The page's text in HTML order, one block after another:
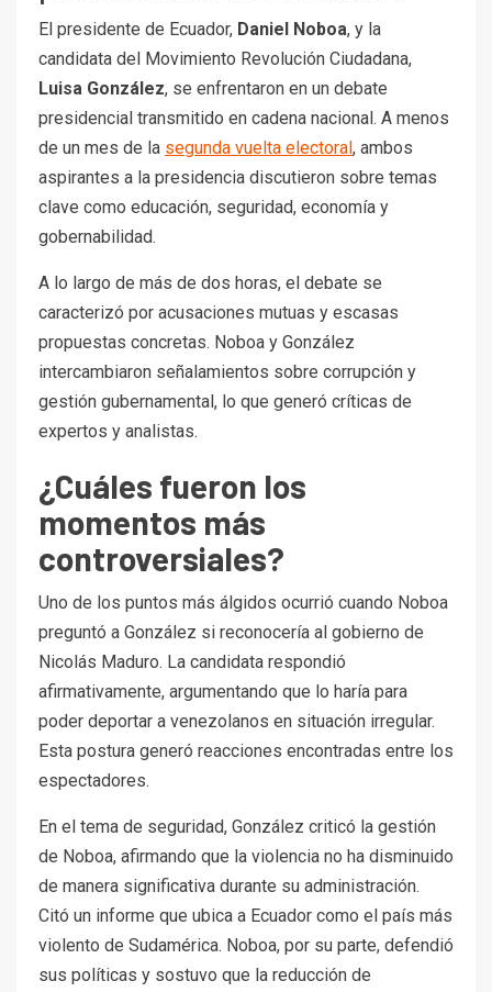
El presidente de Ecuador, Daniel Noboa, y la
candidata del Movimiento Revolución Ciudadana,
Luisa González, se enfrentaron en un debate
presidencial transmitido en cadena nacional. A menos
de un mes de la segunda vuelta electoral, ambos
aspirantes a la presidencia discutieron sobre temas
clave como educación, seguridad, economía y
gobernabilidad.
A lo largo de más de dos horas, el debate se
caracterizó por acusaciones mutuas y escasas
propuestas concretas. Noboa y González
intercambiaron señalamientos sobre corrupción y
gestión gubernamental, lo que generó críticas de
expertos y analistas.
¿Cuáles fueron los
momentos más
controversiales?
Uno de los puntos más álgidos ocurrió cuando Noboa
preguntó a González si reconocería al gobierno de
Nicolás Maduro. La candidata respondió
afirmativamente, argumentando que lo haría para
poder deportar a venezolanos en situación irregular.
Esta postura generó reacciones encontradas entre los
espectadores.
En el tema de seguridad, González criticó la gestión
de Noboa, afirmando que la violencia no ha disminuido
de manera significativa durante su administración.
Citó un informe que ubica a Ecuador como el país más
violento de Sudamérica. Noboa, por su parte, defendió
sus políticas y sostuvo que la reducción de